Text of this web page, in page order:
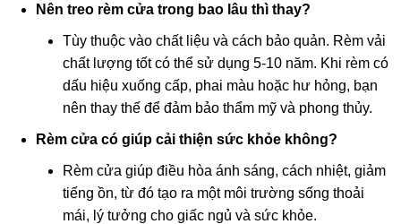
Nên treo rèm cửa trong bao lâu thì thay?
Tùy thuộc vào chất liệu và cách bảo quản. Rèm vải
chất lượng tốt có thể sử dụng 5-10 năm. Khi rèm có
dấu hiệu xuống cấp, phai màu hoặc hư hỏng, bạn
nên thay thế để đảm bảo thẩm mỹ và phong thủy.
Rèm cửa có giúp cải thiện sức khỏe không?
Rèm cửa giúp điều hòa ánh sáng, cách nhiệt, giảm
tiếng ồn, từ đó tạo ra một môi trường sống thoải
mái, lý tưởng cho giấc ngủ và sức khỏe.